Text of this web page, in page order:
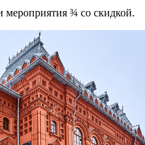
¾ со скидкой.